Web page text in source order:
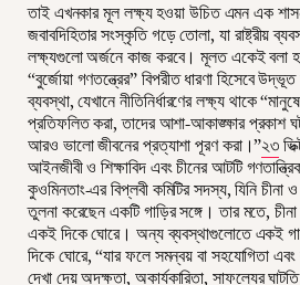
তাই এখনকার মূল লক্ষ্য হওয়া উচিত এমন এক
জবাবদিহিতার সংস্কৃতি গড়ে তোলা, যা রাষ্ট্রীয়
লক্ষ্যগুলো অর্জনে কাজ করবে। মূলত একেই বলা
“বুর্জোয়া গণতন্ত্রের” বিপরীত ধারণা হিসেবে
ব্যবস্থা, যেখানে নীতিনির্ধারণের লক্ষ্য থাকে
প্রতিফলিত করা, তাদের আশা-আকাঙ্ক্ষার প্রকাশ
আরও ভালো জীবনের প্রত্যাশা পূরণ করা।”২৩
আইনজীবী ও শিক্ষাবিদ এবং চীনের আটটি
কুওমিনতাং-এর বিপ্লবী কমিটির সদস্য, যিনি চীনা ও
তুলনা করেছেন একটি গাড়ির সঙ্গে। তার মতে,
একই দিকে ঘোরে। অন্য ব্যবস্থাগুলোতে একই
দিকে ঘোরে, “যার ফলে সমন্বয় বা সহযোগিতা
দেখা দেয় অদক্ষতা, অকার্যকারিতা, সাফল্যের